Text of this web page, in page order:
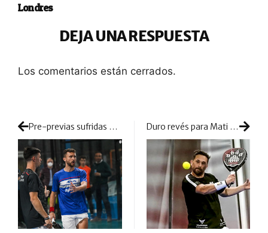
Londres
DEJA UNA RESPUESTA
Los comentarios están cerrados.
Pre-previas sufridas y terminadas con varias sorpresas: Albacete avanza de ronda en el Challenger Duro revés para Mati Díaz: una lesión le obliga a quedarse en dique seco